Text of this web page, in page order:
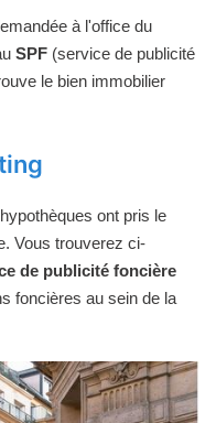
à l'office du
SPF (service de publicité
le bien immobilier
ont pris le
Vous trouverez ci-
de publicité foncière
foncières au sein de la